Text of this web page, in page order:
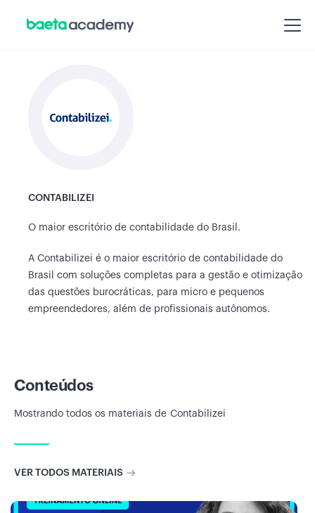
CONTABILIZEI
O maior escritório de contabilidade do Brasil.
A Contabilizei é o maior escritório de contabilidade do
Brasil com soluções completas para a gestão e otimização
das questões burocráticas, para micro e pequenos
empreendedores, além de profissionais autônomos.
Conteúdos
Mostrando todos os materiais de Contabilizei
VER TODOS MATERIAIS